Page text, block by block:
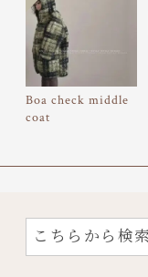
Boa check middle
coat